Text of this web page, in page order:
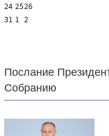
24 2526
31 1 2
Послание
Собранию